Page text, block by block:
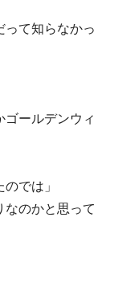
って知らなかっ
ールデンウィ
では」
なのかと思って